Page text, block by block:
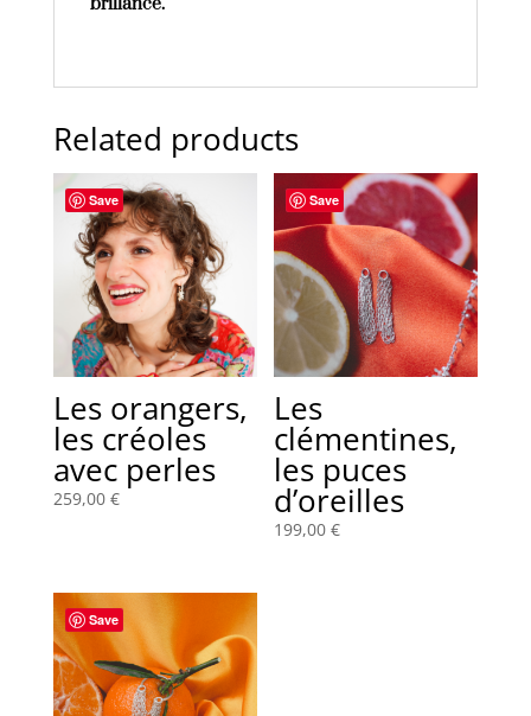
brillance.
Related products
Save
Les orangers,
les créoles
avec perles
259,00 €
Save
Les
clémentines,
les puces
d’oreilles
199,00€
Save